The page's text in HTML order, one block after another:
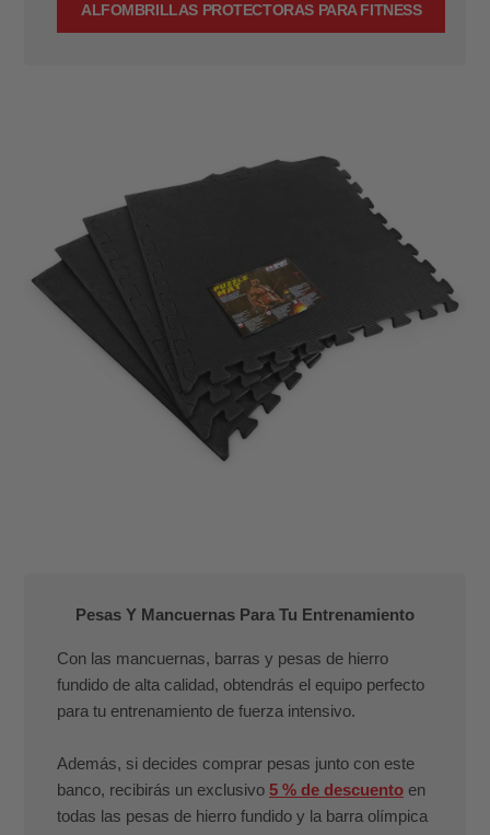
ALFOMBRILLAS PROTECTORAS PARA FITNESS
Pesas Y Mancuernas Para Tu Entrenamiento
Con las mancuernas, barras y pesas de hierro
fundido de alta calidad, obtendrás el equipo perfecto
para tu entrenamiento de fuerza intensivo.
Además, si decides comprar pesas junto con este
banco, recibirás un exclusivo 5 % de descuento en
todas las pesas de hierro fundido y la barra olímpica